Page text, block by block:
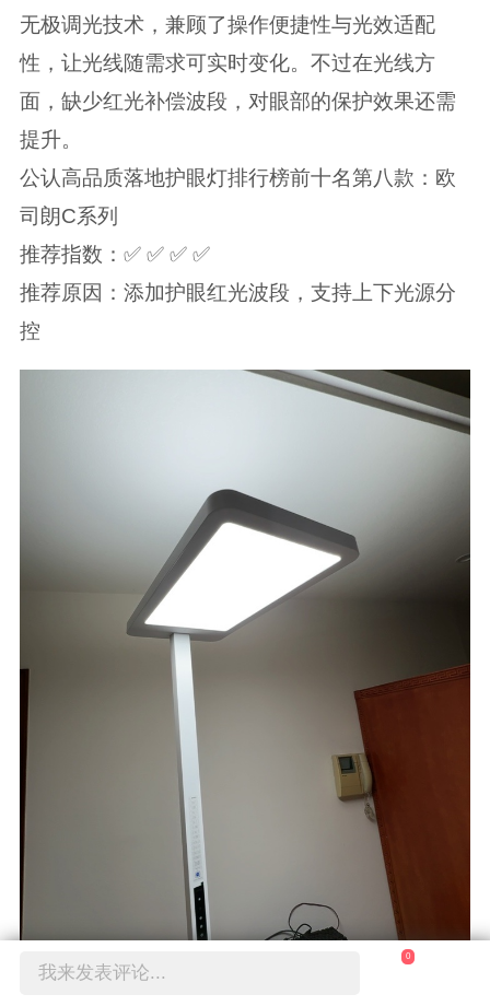
无极调光技术，兼顾了操作便捷性与光效适配
性，让光线随需求可实时变化。不过在光线方
面，缺少红光补偿波段，对眼部的保护效果还需
提升。
公认高品质落地护眼灯排行榜前十名第八款：欧
司朗C系列
推荐指数：✅ ✅ ✅ ✅
推荐原因：添加护眼红光波段，支持上下光源分
控
我来发表评论...
0